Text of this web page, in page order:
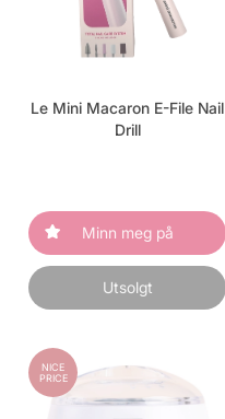
Le Mini Macaron E-File Nail
Drill
Minn meg på
Utsolgt
NICE
PRICE